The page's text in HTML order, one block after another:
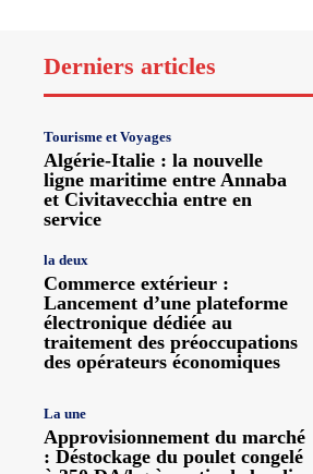
Derniers articles
Tourisme et Voyages
Algérie-Italie : la nouvelle
ligne maritime entre Annaba
et Civitavecchia entre en
service
la deux
Commerce extérieur :
Lancement d’une plateforme
électronique dédiée au
traitement des préoccupations
des opérateurs économiques
La une
Approvisionnement du marché
: Déstockage du poulet congelé